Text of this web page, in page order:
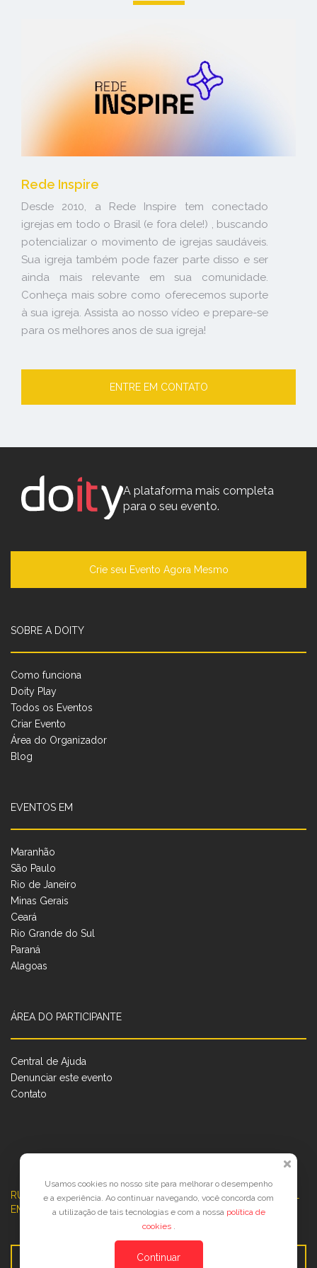
Rede Inspire
Desde 2010, a Rede Inspire tem conectado
igrejas em todo o Brasil (e fora dele!) , buscando
potencializar o movimento de igrejas saudáveis.
Sua igreja também pode fazer parte disso e ser
ainda mais relevante em sua comunidade.
Conheça mais sobre como oferecemos suporte
à sua igreja. Assista ao nosso vídeo e prepare-se
para os melhores anos de sua igreja!
ENTRE EM CONTATO
A plataforma mais completa
para o seu evento.
Crie seu Evento Agora Mesmo
SOBRE A DOITY
Como funciona
Doity Play
Todos os Eventos
Criar Evento
Área do Organizador
Blog
EVENTOS EM
Maranhão
São Paulo
Rio de Janeiro
Minas Gerais
Ceará
Rio Grande do Sul
Paraná
Alagoas
ÁREA DO PARTICIPANTE
Central de Ajuda
Denunciar este evento
Contato
RUA JOSÉ PONTES DE MAGALHÃES, 70JATIÚCA, MACEIÓ - AL
EMPRESARIAL JTR, ED. ÍTALIA, SALA 702
Veja no Mapa
Usamos cookies no nosso site para melhorar o desempenho
e a experiência. Ao continuar navegando, você concorda com
a utilização de tais tecnologias e com a nossa política de
cookies .
Continuar